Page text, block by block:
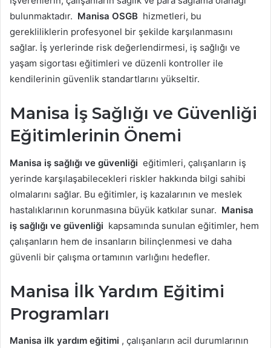
bulunmaktadır. Manisa OSGB hizmetleri, bu
gerekliliklerin profesyonel bir şekilde karşılanmasını
sağlar. İş yerlerinde risk değerlendirmesi, iş sağlığı ve
yaşam sigortası eğitimleri ve düzenli kontroller ile
kendilerinin güvenlik standartlarını yükseltir.
Manisa İş Sağlığı ve Güvenliği
Eğitimlerinin Önemi
Manisa iş sağlığı ve güvenliği eğitimleri, çalışanların iş
yerinde karşılaşabilecekleri riskler hakkında bilgi sahibi
olmalarını sağlar. Bu eğitimler, iş kazalarının ve meslek
hastalıklarının korunmasına büyük katkılar sunar. Manisa
iş sağlığı ve güvenliği kapsamında sunulan eğitimler, hem
çalışanların hem de insanların bilinçlenmesi ve daha
güvenli bir çalışma ortamının varlığını hedefler.
Manisa İlk Yardım Eğitimi
Programları
Manisa ilk yardım eğitimi , çalışanların acil durumlarının